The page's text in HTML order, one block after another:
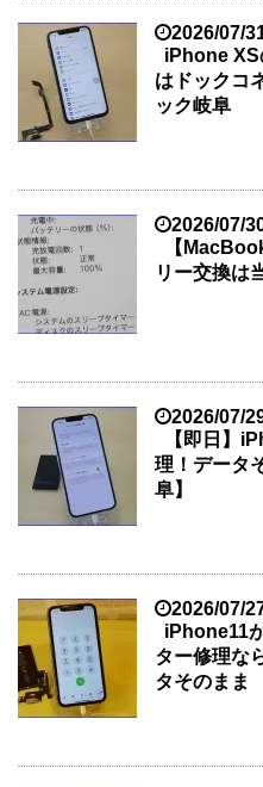
2026/07/
iPhone XS
はドックコ
ック岐阜
2026/07/
【
リー交換は
2026/07/
【即日】
理！データ
阜】
2026/07/
iPhone11
ター修理な
タそのまま